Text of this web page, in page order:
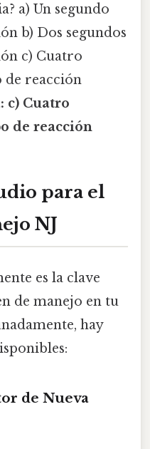
a) Un segundo
b) Dos segundos
c) Cuatro
de reacción
c) Cuatro
de reacción
para el
NJ
es la clave
de manejo en tu
hay
de Nueva